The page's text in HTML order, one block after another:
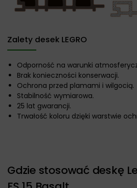
Zalety desek LEGRO
Odporność na warunki
Brak konieczności konserwacji.
Ochrona przed plamami i wilgocią.
Stabilność wymiarowa.
25 lat gwarancji.
Trwałość koloru dzięki warstwie
Gdzie stosować deskę